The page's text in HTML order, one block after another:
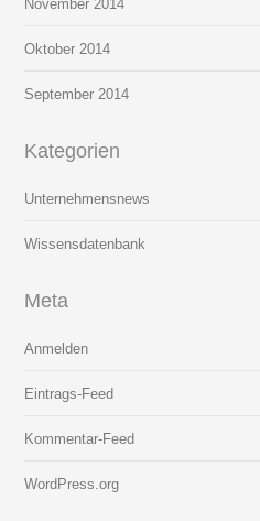
November 2014
Oktober 2014
September 2014
Kategorien
Unternehmensnews
Wissensdatenbank
Meta
Anmelden
Eintrags-Feed
Kommentar-Feed
WordPress.org